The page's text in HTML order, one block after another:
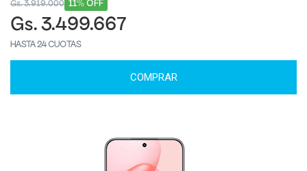
11% OFF
Gs. 3.919.000
Gs. 3.499.667
HASTA 24 CUOTAS
COMPRAR